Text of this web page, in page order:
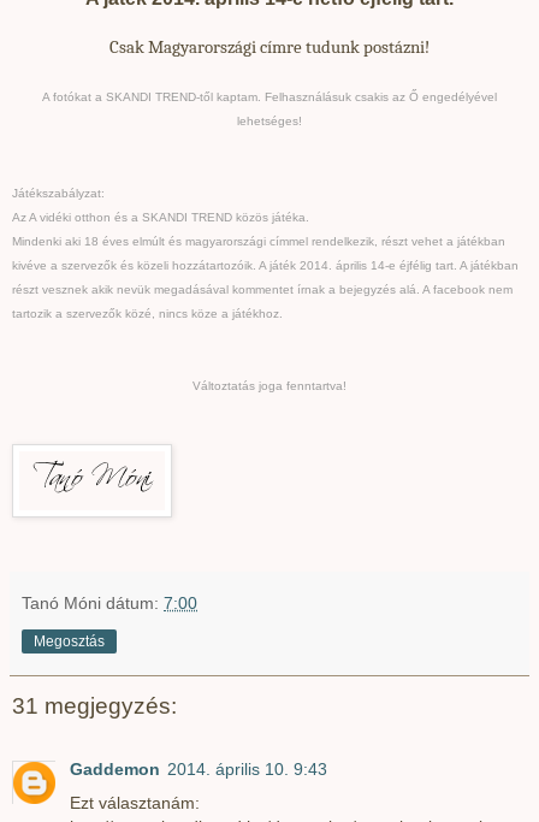
Csak Magyarországi címre tudunk postázni!
A fotókat a SKANDI TREND-től kaptam. Felhasználásuk csakis az Ő engedélyével
lehetséges!
Játékszabályzat:
Az A vidéki otthon és a SKANDI TREND közös játéka.
Mindenki aki 18 éves elmúlt és magyarországi címmel rendelkezik, részt vehet a játékban
kivéve a szervezők és közeli hozzátartozóik. A játék 2014. április 14-e éjfélig tart. A játékban
részt vesznek akik nevük megadásával kommentet írnak a bejegyzés alá. A facebook nem
tartozik a szervezők közé, nincs köze a játékhoz.
Változtatás joga fenntartva!
Tanó Móni dátum: 7:00
Megosztás
31 megjegyzés:
Gaddemon 2014. április 10. 9:43
Ezt választanám: